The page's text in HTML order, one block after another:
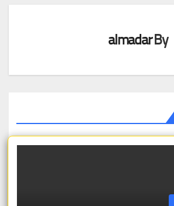
By
almadar